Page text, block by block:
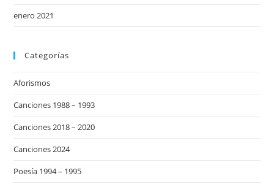
enero 2021
Categorías
Aforismos
Canciones 1988 – 1993
Canciones 2018 – 2020
Canciones 2024
Poesía 1994 – 1995